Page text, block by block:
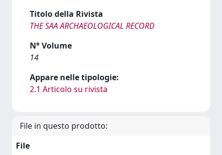
Titolo della Rivista
THE SAA ARCHAEOLOGICAL RECORD
N° Volume
14
Appare nelle tipologie:
2.1 Articolo su rivista
File in questo prodotto:
File